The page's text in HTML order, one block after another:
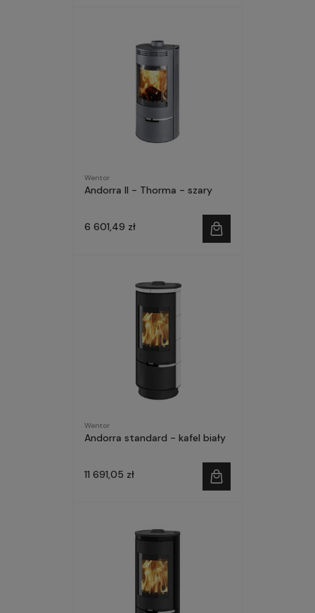
Wentor
Andorra II - Thorma - szary
6 601,49 zł
Wentor
Andorra standard - kafel biały
11 691,05 zł